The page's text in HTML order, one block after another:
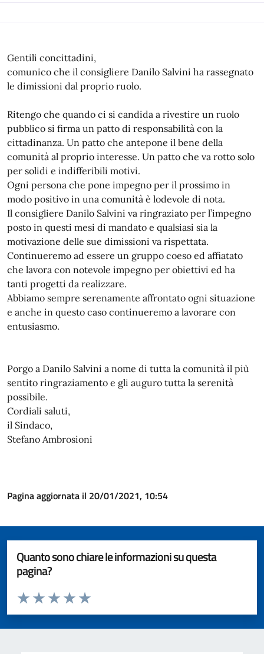
Gentili concittadini,
comunico che il consigliere Danilo Salvini ha rassegnato
le dimissioni dal proprio ruolo.
Ritengo che quando ci si candida a rivestire un ruolo
pubblico si firma un patto di responsabilità con la
cittadinanza. Un patto che antepone il bene della
comunità al proprio interesse. Un patto che va rotto solo
per solidi e indifferibili motivi.
Ogni persona che pone impegno per il prossimo in
modo positivo in una comunità è lodevole di nota.
Il consigliere Danilo Salvini va ringraziato per l’impegno
posto in questi mesi di mandato e qualsiasi sia la
motivazione delle sue dimissioni va rispettata.
Continueremo ad essere un gruppo coeso ed affiatato
che lavora con notevole impegno per obiettivi ed ha
tanti progetti da realizzare.
Abbiamo sempre serenamente affrontato ogni situazione
e anche in questo caso continueremo a lavorare con
entusiasmo.
Porgo a Danilo Salvini a nome di tutta la comunità il più
sentito ringraziamento e gli auguro tutta la serenità
possibile.
Cordiali saluti,
il Sindaco,
Stefano Ambrosioni
Pagina aggiornata il 20/01/2021, 10:54
Quanto sono chiare le informazioni su questa
pagina?
Valuta da 1 a 5 stelle la pagina
Valuta 5 stelle su 5
Valuta 4 stelle su 5
Valuta 3 stelle su 5
Valuta 2 stelle su 5
Valuta 1 stelle su 5